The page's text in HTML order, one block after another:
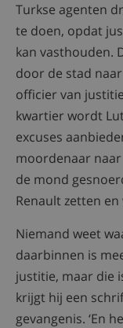
Turkse agenten
te doen, opdat
kan vasthouden.
door de stad
officier van
kwartier wordt
excuses
moordenaar
de mond
Renault zetten
Niemand weet
daarbinnen is
justitie, maar die
krijgt hij een
gevangenis. ‘En